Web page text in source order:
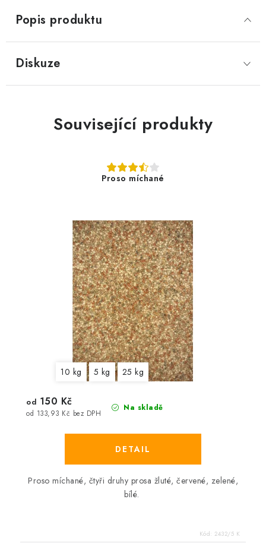
Popis produktu
Diskuze
Související produkty
Proso míchané
10 kg 5 kg 25 kg
Na skladě
od 133,93 Kč bez DPH
od 150 Kč
Proso míchané, čtyři druhy prosa žluté, červené, zelené,
bílé.
Kód: 2432/5 K